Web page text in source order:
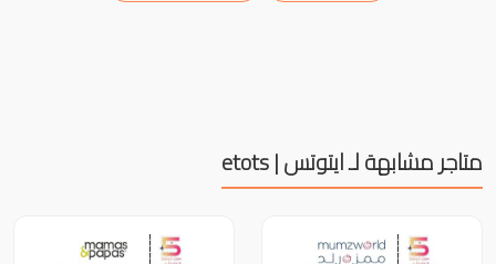
متاجر مشابهة لـ ايتوتس | etots